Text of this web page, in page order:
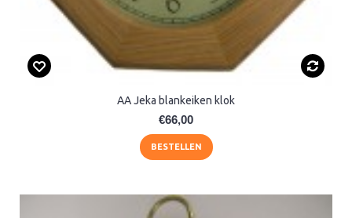
AA Jeka blankeiken klok
€66,00
BESTELLEN